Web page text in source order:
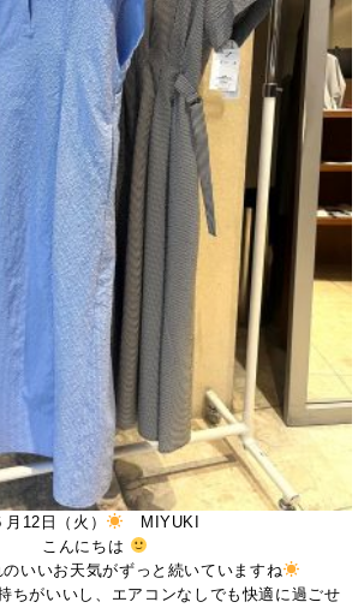
月12日（火）
MIYUKI
こんにちは
いいお天気がずっと続いていますね
ちがいいし、エアコンなしでも快適に過ごせ